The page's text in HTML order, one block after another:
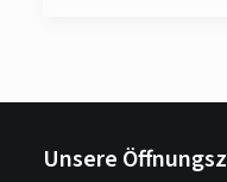
Unsere